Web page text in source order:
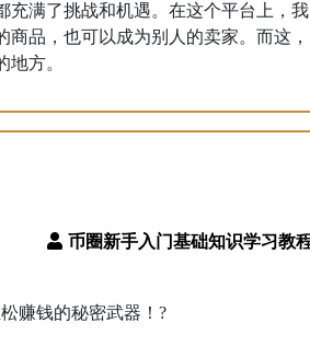
充满了挑战和机遇。在这个平台上，我
商品，也可以成为别人的卖家。而这，
地方。
松赚钱的秘密武器！?